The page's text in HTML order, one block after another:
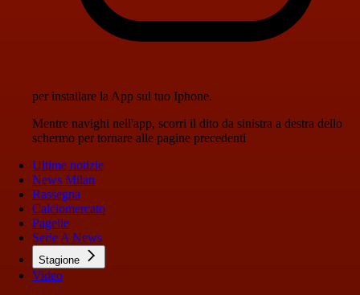
per installare la App sul tuo Iphone.
Mentre navighi nell'app, scorri il dito da sinistra a destra dello
schermo per tornare alle pagine precedenti
Ultime notizie
News Milan
Rassegna
Calciomercato
Pagelle
Serie A News
Stagione
Video